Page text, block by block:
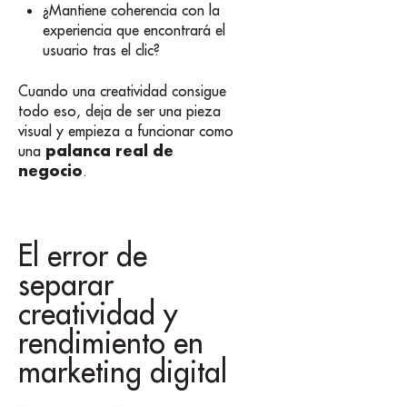
¿Mantiene coherencia con la
experiencia que encontrará el
usuario tras el clic?
Cuando una creatividad consigue
todo eso, deja de ser una pieza
visual y empieza a funcionar como
una palanca real de
negocio.
El error de
separar
creatividad y
rendimiento en
marketing digital